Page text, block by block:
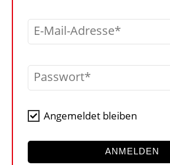
VIDEOS
BIBLIOTHEK
KRAN & BÜHNE
KONTAKT
E-Mail-Adresse
Passwort
Angemeldet bleiben
ANMELDEN